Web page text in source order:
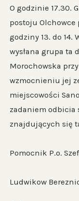
O godzinie 17.30.
postoju Olchowce
godziny 13. do
wysłana grupa ta
Morochowska
wzmocnieniu jej
miejscowości
zadaniem odbicia
znajdujących się
Pomocnik P.o.
Ludwikow